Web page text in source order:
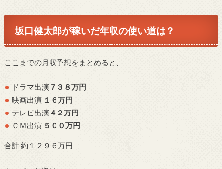
坂口健太郎が稼いだ年収の使い道は？
ここまでの月収予想をまとめると、
ドラマ出演 ７３８万円
映画出演 １６万円
テレビ出演４２万円
ＣＭ出演 ５００万円
合計 約１２９６万円